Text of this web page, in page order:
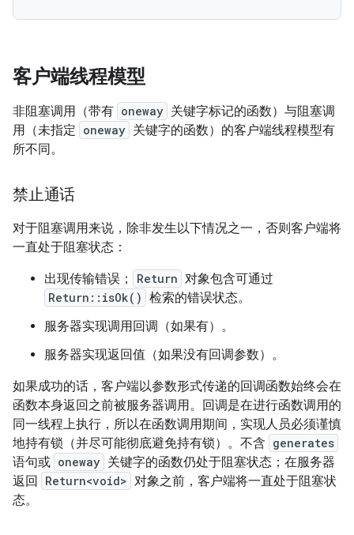
客户端线程模型
非阻塞调用（带有 oneway 关键字标记的函数）与阻塞调
用（未指定 oneway 关键字的函数）的客户端线程模型有
所不同。
禁止通话
对于阻塞调用来说，除非发生以下情况之一，否则客户端将
一直处于阻塞状态：
出现传输错误；
Return 对象包含可通过
Return::isOk() 检索的错误状态。
服务器实现调用回调（如果有）。
服务器实现返回值（如果没有回调参数）。
如果成功的话，客户端以参数形式传递的回调函数始终会在
函数本身返回之前被服务器调用。回调是在进行函数调用的
同一线程上执行，所以在函数调用期间，实现人员必须谨慎
地持有锁（并尽可能彻底避免持有锁）。不含 generates
语句或 oneway 关键字的函数仍处于阻塞状态；在服务器
返回
Return<void> 对象之前，客户端将一直处于阻塞状
态。